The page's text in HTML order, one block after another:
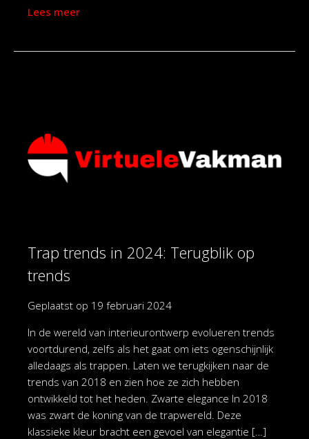
Lees meer
Trap trends in 2024: Terugblik op
trends
Geplaatst op 19 februari 2024
In de wereld van interieurontwerp evolueren trends
voortdurend, zelfs als het gaat om iets ogenschijnlijk
alledaags als trappen. Laten we terugkijken naar de
trends van 2018 en zien hoe ze zich hebben
ontwikkeld tot het heden. Zwarte elegance In 2018
was zwart de koning van de trapwereld. Deze
klassieke kleur bracht een gevoel van elegantie […]